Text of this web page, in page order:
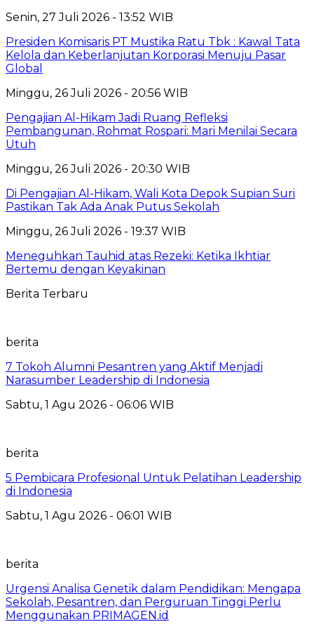
Senin, 27 Juli 2026 - 13:52 WIB
Presiden Komisaris PT Mustika Ratu Tbk : Kawal Tata
Kelola dan Keberlanjutan Korporasi Menuju Pasar
Global
Minggu, 26 Juli 2026 - 20:56 WIB
Pengajian Al-Hikam Jadi Ruang Refleksi
Pembangunan, Rohmat Rospari: Mari Menilai Secara
Utuh
Minggu, 26 Juli 2026 - 20:30 WIB
Di Pengajian Al-Hikam, Wali Kota Depok Supian Suri
Pastikan Tak Ada Anak Putus Sekolah
Minggu, 26 Juli 2026 - 19:37 WIB
Meneguhkan Tauhid atas Rezeki: Ketika Ikhtiar
Bertemu dengan Keyakinan
Berita Terbaru
berita
7 Tokoh Alumni Pesantren yang Aktif Menjadi
Narasumber Leadership di Indonesia
Sabtu, 1 Agu 2026 - 06:06 WIB
berita
5 Pembicara Profesional Untuk Pelatihan Leadership
di Indonesia
Sabtu, 1 Agu 2026 - 06:01 WIB
berita
Urgensi Analisa Genetik dalam Pendidikan: Mengapa
Sekolah, Pesantren, dan Perguruan Tinggi Perlu
Menggunakan PRIMAGEN.id